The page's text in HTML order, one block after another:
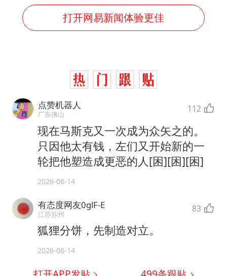
打开网易新闻体验更佳
点赞机器人
广东佛山 112
现在马斯克又一次成为众矢之的。
只因他太有钱，左们又开始新的一
轮把他塑造成更恶的人[困][困][困]
2026-06-14
有态度网友0glF-E
江苏苏州 83
狐狸分饼，先制造对立。
2026-06-14